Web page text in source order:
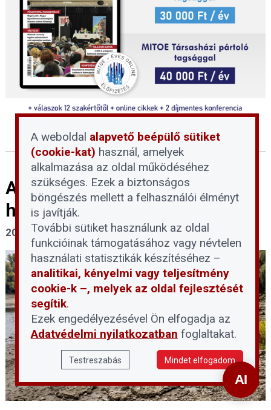
Az aktuális hálózati és vízügyi
helyzet stabil
2026. augusztus 6.
A weboldal alapvető beépülő sütiket
(cookie-kat) használ, amelyek
alkalmazása az oldal működéséhez
szükséges. Ezek a biztonságos
böngészés mellett a felhasználói élményt
is javítják.
További sütiket használunk az oldal
funkcióinak támogatásához vagy névtelen
használati statisztikák készítéséhez –
analitikai, kényelmi vagy teljesítmény
cookie-k –, melyek az oldal fejlesztését
segítik.
Ezek engedélyezésével Ön elfogadja az
Adatvédelmi nyilatkozatban foglaltakat.
Testreszabás Mindet elfogadom